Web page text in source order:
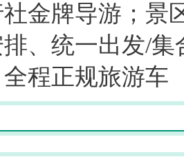
金牌导游；景
、统一出发/
程正规旅游车